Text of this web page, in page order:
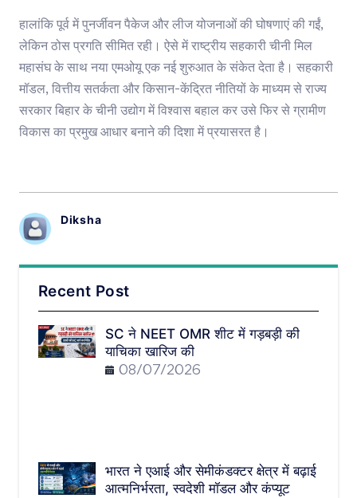
हालांकि पूर्व में पुनर्जीवन पैकेज और लीज योजनाओं की घोषणाएं की गईं,
लेकिन ठोस प्रगति सीमित रही। ऐसे में राष्ट्रीय सहकारी चीनी मिल
महासंघ के साथ नया एमओयू एक नई शुरुआत के संकेत देता है। सहकारी
मॉडल, वित्तीय सतर्कता और किसान-केंद्रित नीतियों के माध्यम से राज्य
सरकार बिहार के चीनी उद्योग में विश्वास बहाल कर उसे फिर से ग्रामीण
विकास का प्रमुख आधार बनाने की दिशा में प्रयासरत है।
Diksha
Recent Post
SC ने NEET OMR शीट में गड़बड़ी की
याचिका खारिज की
08/07/2026
भारत ने एआई और सेमीकंडक्टर क्षेत्र में बढ़ाई
आत्मनिर्भरता, स्वदेशी मॉडल और कंप्यूट